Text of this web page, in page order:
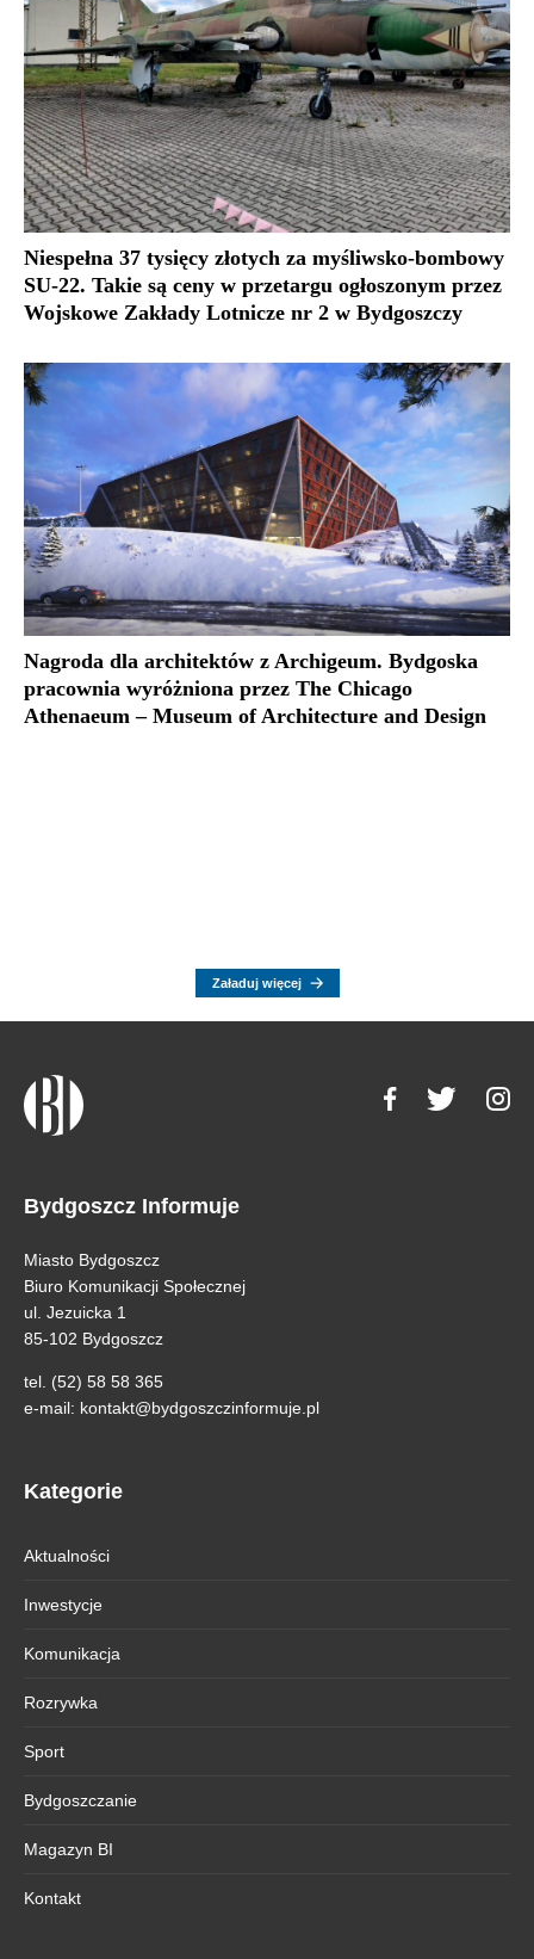
Niespełna 37 tysięcy złotych za myśliwsko-bombowy
SU-22. Takie są ceny w przetargu ogłoszonym przez
Wojskowe Zakłady Lotnicze nr 2 w Bydgoszczy
Nagroda dla architektów z Archigeum. Bydgoska
pracownia wyróżniona przez The Chicago
Athenaeum – Museum of Architecture and Design
Załaduj więcej
Bydgoszcz Informuje
Miasto Bydgoszcz
Biuro Komunikacji Społecznej
ul. Jezuicka 1
85-102 Bydgoszcz
tel. (52) 58 58 365
e-mail: kontakt@bydgoszczinformuje.pl
Kategorie
Aktualności
Inwestycje
Komunikacja
Rozrywka
Sport
Bydgoszczanie
Magazyn BI
Kontakt